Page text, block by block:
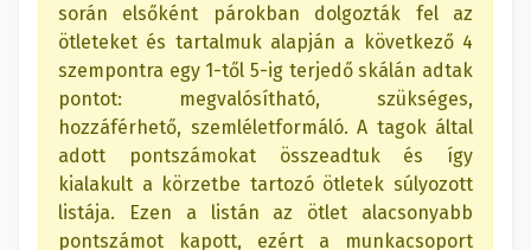
során elsőként párokban dolgozták fel az
ötleteket és tartalmuk alapján a következő 4
szempontra egy 1-től 5-ig terjedő skálán adtak
pontot: megvalósítható, szükséges,
hozzáférhető, szemléletformáló. A tagok által
adott pontszámokat összeadtuk és így
kialakult a körzetbe tartozó ötletek súlyozott
listája. Ezen a listán az ötlet alacsonyabb
pontszámot kapott, ezért a munkacsoport